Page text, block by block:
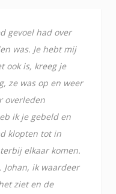
gevoel had over
was. Je hebt mij
ook is, kreeg je
ze was op en weer
overleden
ik je gebeld en
klopten tot in
elkaar komen.
Johan, ik waardeer
ziet en de